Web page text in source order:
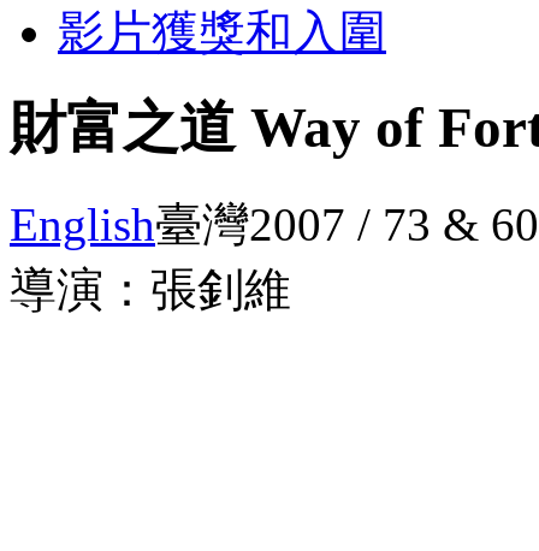
影片獲獎和入圍
財富之道 Way of
English臺灣2007 / 73 &
導演：張釗維